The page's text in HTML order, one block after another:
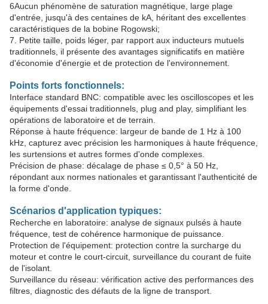
6Aucun phénomène de saturation magnétique, large plage
d'entrée, jusqu'à des centaines de kA, héritant des excellentes
caractéristiques de la bobine Rogowski;
7. Petite taille, poids léger, par rapport aux inducteurs mutuels
traditionnels, il présente des avantages significatifs en matière
d'économie d'énergie et de protection de l'environnement.
Points forts fonctionnels:
Interface standard BNC: compatible avec les oscilloscopes et les
équipements d'essai traditionnels, plug and play, simplifiant les
opérations de laboratoire et de terrain.
Réponse à haute fréquence: largeur de bande de 1 Hz à 100
kHz, capturez avec précision les harmoniques à haute fréquence,
les surtensions et autres formes d'onde complexes.
Précision de phase: décalage de phase ≤ 0,5° à 50 Hz,
répondant aux normes nationales et garantissant l'authenticité de
la forme d'onde.
Scénarios d'application typiques:
Recherche en laboratoire: analyse de signaux pulsés à haute
fréquence, test de cohérence harmonique de puissance.
Protection de l'équipement: protection contre la surcharge du
moteur et contre le court-circuit, surveillance du courant de fuite
de l'isolant.
Surveillance du réseau: vérification active des performances des
filtres, diagnostic des défauts de la ligne de transport.